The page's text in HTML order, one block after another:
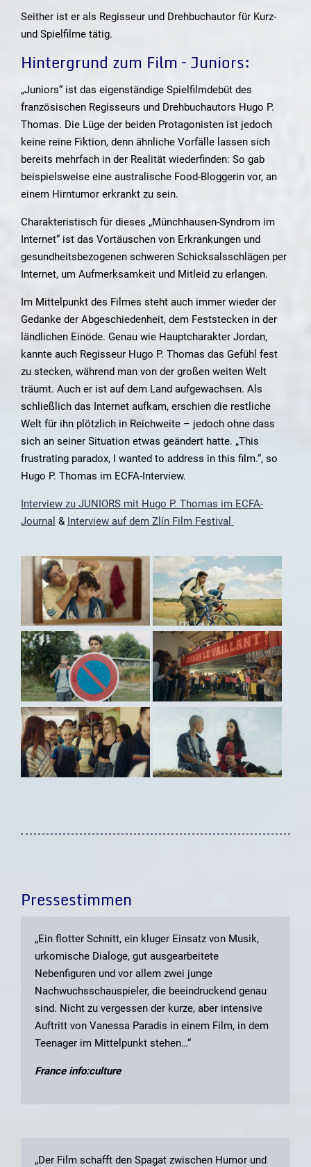
Seither ist er als Regisseur und Drehbuchautor für Kurz-
und Spielfilme tätig.
Hintergrund zum Film – Juniors:
„Juniors“ ist das eigenständige Spielfilmdebüt des
französischen Regisseurs und Drehbuchautors Hugo P.
Thomas. Die Lüge der beiden Protagonisten ist jedoch
keine reine Fiktion, denn ähnliche Vorfälle lassen sich
bereits mehrfach in der Realität wiederfinden: So gab
beispielsweise eine australische Food-Bloggerin vor, an
einem Hirntumor erkrankt zu sein.
Charakteristisch für dieses „Münchhausen-Syndrom im
Internet“ ist das Vortäuschen von Erkrankungen und
gesundheitsbezogenen schweren Schicksalsschlägen per
Internet, um Aufmerksamkeit und Mitleid zu erlangen.
Im Mittelpunkt des Filmes steht auch immer wieder der
Gedanke der Abgeschiedenheit, dem Feststecken in der
ländlichen Einöde. Genau wie Hauptcharakter Jordan,
kannte auch Regisseur Hugo P. Thomas das Gefühl fest
zu stecken, während man von der großen weiten Welt
träumt. Auch er ist auf dem Land aufgewachsen. Als
schließlich das Internet aufkam, erschien die restliche
Welt für ihn plötzlich in Reichweite – jedoch ohne dass
sich an seiner Situation etwas geändert hatte. „This
frustrating paradox, I wanted to address in this film.“, so
Hugo P. Thomas im ECFA-Interview.
Interview zu JUNIORS mit Hugo P. Thomas im ECFA-
Journal & Interview auf dem Zlín Film Festival
Pressestimmen
„Ein flotter Schnitt, ein kluger Einsatz von Musik,
urkomische Dialoge, gut ausgearbeitete
Nebenfiguren und vor allem zwei junge
Nachwuchsschauspieler, die beeindruckend genau
sind. Nicht zu vergessen der kurze, aber intensive
Auftritt von Vanessa Paradis in einem Film, in dem
Teenager im Mittelpunkt stehen…“
France info:culture
„Der Film schafft den Spagat zwischen Humor und